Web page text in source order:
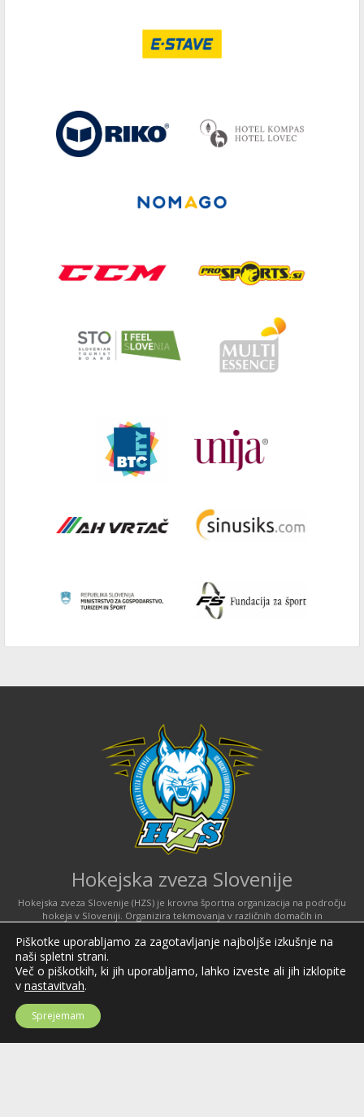
Hokejska zveza Slovenije
Hokejska zveza Slovenije (HZS) je krovna športna organizacija na področju
hokeja v Sloveniji. Organizira tekmovanja v različnih domačih in
slovenske hokejske reprezentance.
Celovška cesta 25
SI-1000 Ljubljana
Piškotke uporabljamo za zagotavljanje najboljše izkušnje na
naši spletni strani.
Več o piškotkih, ki jih uporabljamo, lahko izveste ali jih izklopite
v nastavitvah.
Sprejemam